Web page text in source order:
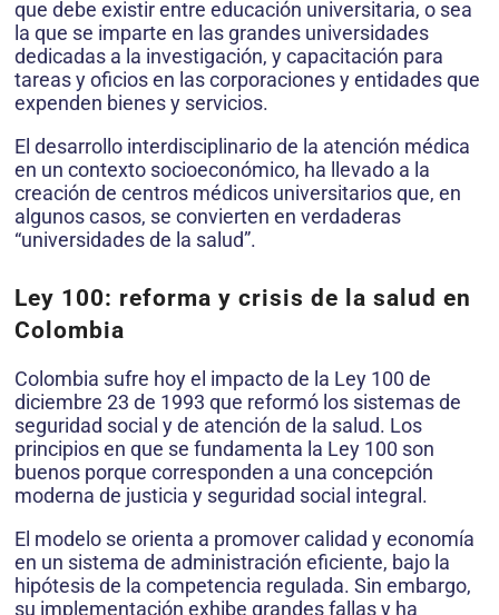
que debe existir entre educación universitaria, o sea
la que se imparte en las grandes universidades
dedicadas a la investigación, y capacitación para
tareas y oficios en las corporaciones y entidades que
expenden bienes y servicios.
El desarrollo interdisciplinario de la atención médica
en un contexto socioeconómico, ha llevado a la
creación de centros médicos universitarios que, en
algunos casos, se convierten en verdaderas
“universidades de la salud”.
Ley 100: reforma y crisis de la salud en
Colombia
Colombia sufre hoy el impacto de la Ley 100 de
diciembre 23 de 1993 que reformó los sistemas de
seguridad social y de atención de la salud. Los
principios en que se fundamenta la Ley 100 son
buenos porque corresponden a una concepción
moderna de justicia y seguridad social integral.
El modelo se orienta a promover calidad y economía
en un sistema de administración eficiente, bajo la
hipótesis de la competencia regulada. Sin embargo,
su implementación exhibe grandes fallas y ha